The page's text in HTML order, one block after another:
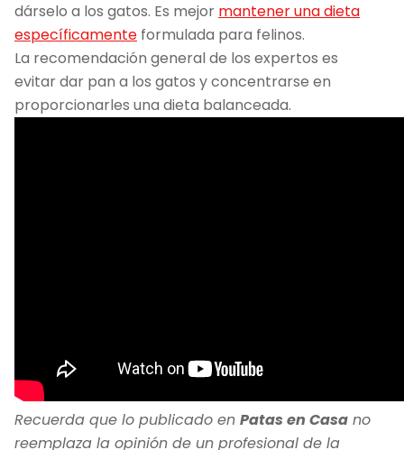
dárselo a los gatos. Es mejor mantener una dieta
específicamente formulada para felinos.
La recomendación general de los expertos es
evitar dar pan a los gatos y concentrarse en
proporcionarles una dieta balanceada.
Recuerda que lo publicado en Patas en Casa no
reemplaza la opinión de un profesional de la